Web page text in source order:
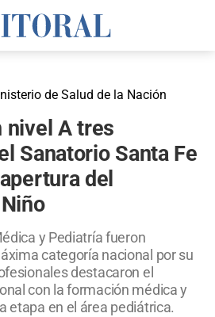
de Salud de la Nación
nivel A tres
Sanatorio Santa Fe
del
y Pediatría fueron
categoría nacional por su
destacaron el
con la formación médica y
etapa en el área pediátrica.